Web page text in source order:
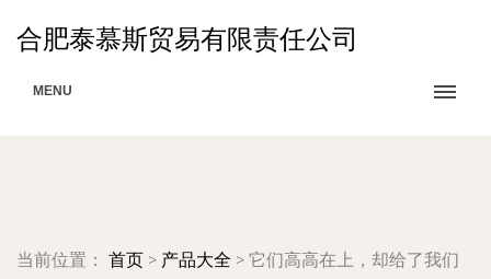
合肥泰慕斯贸易有限责任公司
MENU
当前位置： 首页 > 产品大全 > 它们高高在上，却给了我们